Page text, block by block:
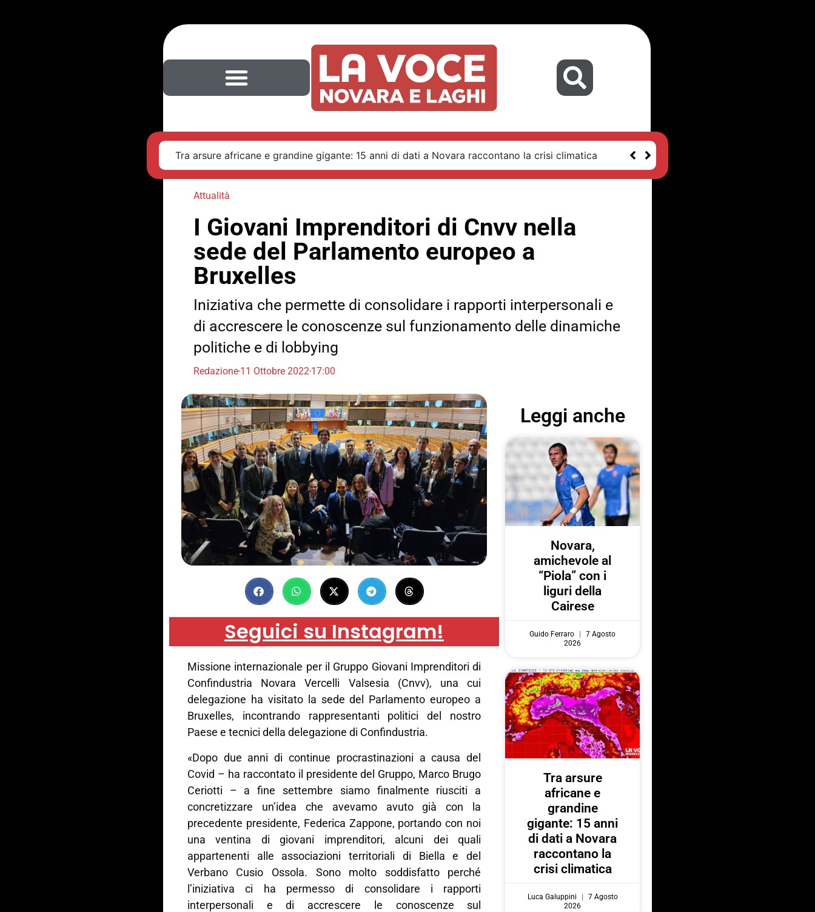
Tra arsure africane e grandine gigante: 15 anni di dati a Novara raccontano la crisi climatica
Attualità
I Giovani Imprenditori di Cnvv nella
sede del Parlamento europeo a
Bruxelles
Iniziativa che permette di consolidare i rapporti interpersonali e
di accrescere le conoscenze sul funzionamento delle dinamiche
politiche e di lobbying
Redazione11 Ottobre 202217:00
Seguici su Instagram!
Missione internazionale per il Gruppo Giovani Imprenditori di
Confindustria Novara Vercelli Valsesia (Cnvv), una cui
delegazione ha visitato la sede del Parlamento europeo a
Bruxelles, incontrando rappresentanti politici del nostro
Paese e tecnici della delegazione di Confindustria.
«Dopo due anni di continue procrastinazioni a causa del
Covid – ha raccontato il presidente del Gruppo, Marco Brugo
Ceriotti – a fine settembre siamo finalmente riusciti a
concretizzare un’idea che avevamo avuto già con la
precedente presidente, Federica Zappone, portando con noi
una ventina di giovani imprenditori, alcuni dei quali
appartenenti alle associazioni territoriali di Biella e del
Verbano Cusio Ossola. Sono molto soddisfatto perché
l’iniziativa ci ha permesso di consolidare i rapporti
interpersonali e di accrescere le conoscenze sul
Leggi anche
Novara,
amichevole al
“Piola” con i
liguri della
Cairese
Guido Ferraro
7 Agosto
2026
Tra arsure
africane e
grandine
gigante: 15 anni
di dati a Novara
raccontano la
crisi climatica
Luca Galuppini
7 Agosto
2026